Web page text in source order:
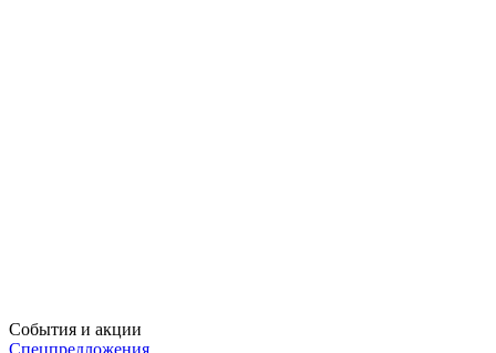
События и акции
Спецпредложения